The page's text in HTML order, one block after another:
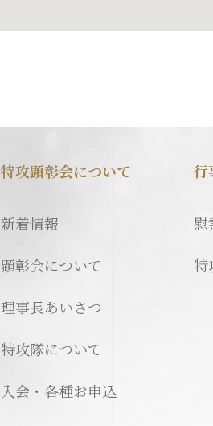
特攻顕彰会について
新着情報
顕彰会について
理事長あいさつ
特攻隊について
入会・各種お申込
行
慰
特